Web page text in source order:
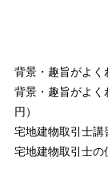
背景・趣旨がよく
背景・趣旨がよ
円）
宅地建物取引士講
宅地建物取引士の